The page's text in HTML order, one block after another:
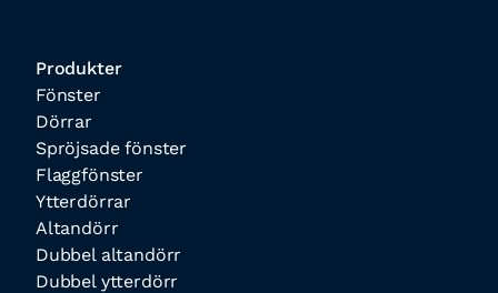
Produkter
Fönster
Dörrar
Spröjsade fönster
Flaggfönster
Ytterdörrar
Altandörr
Dubbel altandörr
Dubbel ytterdörr